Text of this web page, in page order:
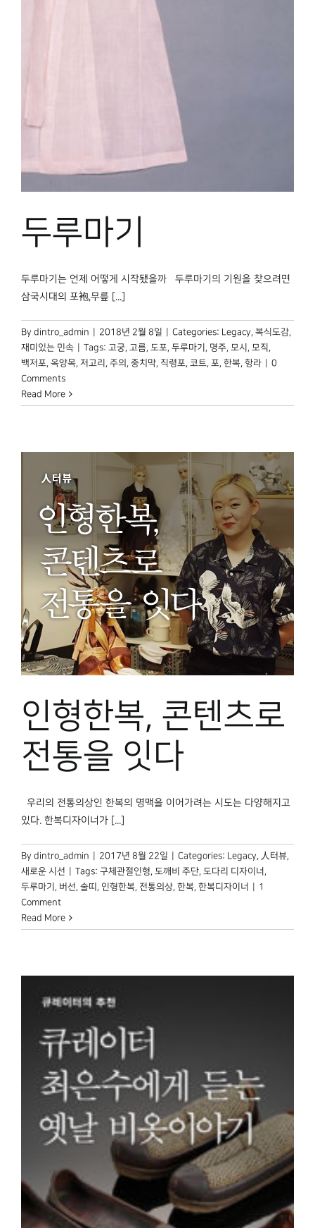
두루마기
두루마기는 언제 어떻게 시작됐을까 두루마기의 기원을 찾으려면
삼국시대의 포袍,무릎 [...]
By dintro_admin 2018년 2월 8일 Categories: Legacy, 복식도감,
재미있는 민속
Tags: 고궁, 고름, 도포, 두루마기 , 명주, 모시 , 모직,
백저포, 옥양목, 저고리 , 주의 , 중치막, 직령포, 코트, 포, 한복, 항라
0
Comments
Read More
인형한복, 콘텐츠로
전통을 잇다
우리의 전통의상인 한복의 명맥을 이어가려는 시도는 다양해지고
있다. 한복디자이너가 [...]
By dintro_admin 2017년 8월 22일 Categories: Legacy, 人터뷰,
새로운 시선
Tags: 구체관절인형, 도깨비 주단, 도다리 디자이너 ,
두루마기 , 버선, 술띠 , 인형한복, 전통의상, 한복, 한복디자이너
1
Comment
Read More